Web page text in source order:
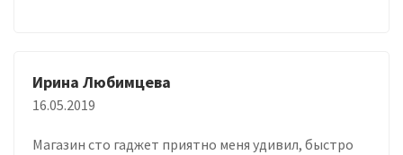
Ирина Любимцева
16.05.2019
Магазин сто гаджет приятно меня удивил, быстро